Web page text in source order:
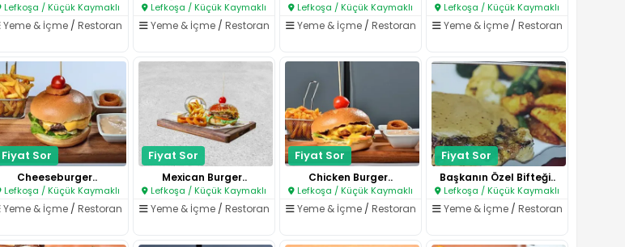
Lefkoşa / Küçük Kaymaklı
Yeme & İçme /Restoran
Lefkoşa / Küçük Kaymaklı
Yeme & İçme/ Restoran
Lefkoşa / Küçük Kaymaklı
Yeme & İçme/ Restoran
Lefkoşa / Küçük Kaymaklı
Yeme & İçme/ Restoran
Fiyat Sor
Cheeseburger..
Lefkoşa / Küçük Kaymaklı
Yeme & İçme /Restoran
Fiyat Sor
Mexican Burger..
Lefkoşa / Küçük Kaymaklı
Yeme & İçme/ Restoran
Fiyat Sor
Chicken Burger..
Lefkoşa / Küçük Kaymaklı
Yeme & İçme/ Restoran
Fiyat Sor
Başkanın Özel Bifteği..
Lefkoşa / Küçük Kaymaklı
Yeme & İçme/ Restoran